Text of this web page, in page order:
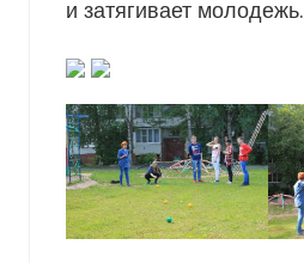
и затягивает молодежь.